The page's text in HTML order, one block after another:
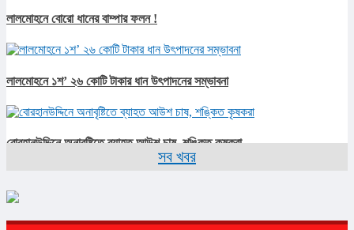
লালমোহনে বোরো ধানের বাম্পার ফলন !
লালমোহনে ১শ’ ২৬ কোটি টাকার ধান উৎপাদনের সম্ভাবনা
বোরহানউদ্দিনে অনাবৃষ্টিতে ব্যাহত আউশ চাষ, শঙ্কিত কৃষকরা
সব খবর